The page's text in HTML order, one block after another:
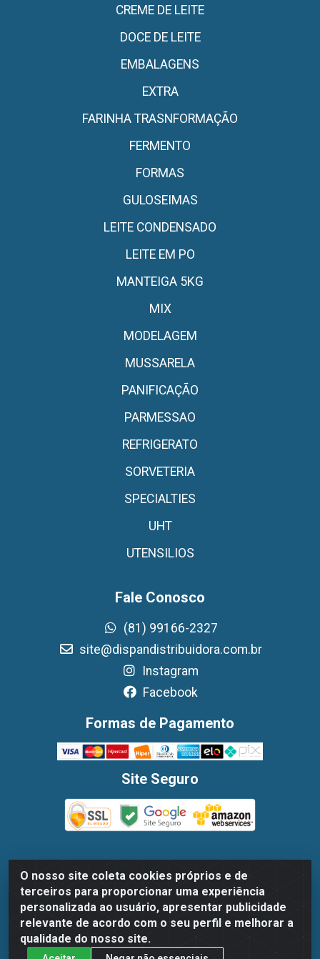
O nosso site coleta cookies próprios e de
terceiros para proporcionar uma experiência
personalizada ao usuário, apresentar publicidade
relevante de acordo com o seu perfil e melhorar a
qualidade do nosso site.
CREME DE LEITE
DOCE DE LEITE
EMBALAGENS
EXTRA
FARINHA TRASNFORMAÇÃO
FERMENTO
FORMAS
GULOSEIMAS
LEITE CONDENSADO
LEITE EM PO
MANTEIGA 5KG
MIX
MODELAGEM
MUSSARELA
PANIFICAÇÃO
PARMESSAO
REFRIGERATO
SORVETERIA
SPECIALTIES
UHT
UTENSILIOS
Fale Conosco
(81) 99166-2327
site@dispandistribuidora.com.br
Instagram
Facebook
Formas de Pagamento
Site Seguro
Dispan Distribuidora de Alimentos LTDA - Avenida
Marechal Mascarenhas De Moraes, 1048- Imbiribeira,
Recife/PE - CEP 51.170-000 - CNPJ 30.779.584/0003-78